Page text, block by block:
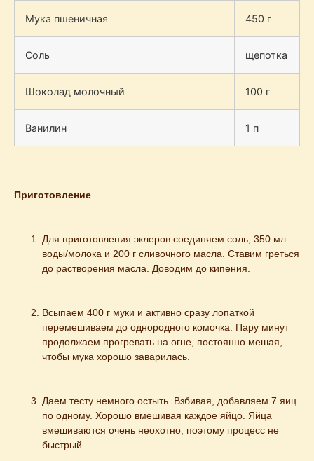
Мука пшеничная 450 г
Соль щепотка
Шоколад молочный 100 г
Ванилин 1 п
Приготовление
Для приготовления эклеров соединяем соль, 350 мл
воды/молока и 200 г сливочного масла. Ставим греться
до растворения масла. Доводим до кипения.
Всыпаем 400 г муки и активно сразу лопаткой
перемешиваем до однородного комочка. Пару минут
продолжаем прогревать на огне, постоянно мешая,
чтобы мука хорошо заварилась.
Даем тесту немного остыть. Взбивая, добавляем 7 яиц
по одному. Хорошо вмешивая каждое яйцо. Яйца
вмешиваются очень неохотно, поэтому процесс не
быстрый.